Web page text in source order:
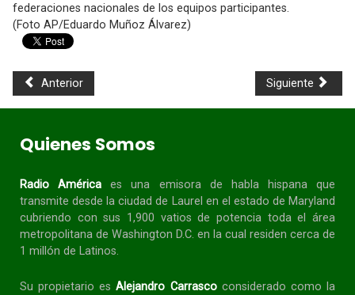
federaciones nacionales de los equipos participantes.
(Foto AP/Eduardo Muñoz Álvarez)
Anterior Siguiente
Quienes Somos
Radio América es una emisora de habla hispanaque
transmite desde la ciudad de Laurel en el estado de Maryland
cubriendo con sus 1,900 vatios de potencia toda el área
metropolitana de Washington D.C. en la cual residen cerca de
1 millón de Latinos.
Su propietario esAlejandro Carrascoconsiderado como la